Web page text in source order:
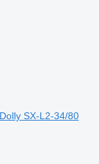
SX-L2-34/80